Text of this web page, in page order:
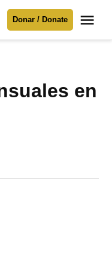
Donar / Donate
en